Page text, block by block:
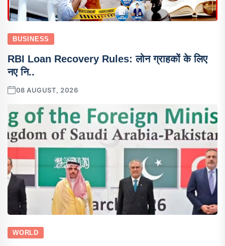
BUSINESS
RBI Loan Recovery Rules: लोन ग्राहकों के लिए
नए नि..
08 AUGUST, 2026
WORLD